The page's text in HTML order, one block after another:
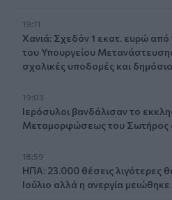
19:11
Χανιά: Σχεδόν 1 εκατ. ευρώ από
του Υπουργείου
σχολικές υποδομές και
19:03
Ιερόσυλοι βανδάλισαν το
Μεταμορφώσεως του Σωτήρος
18:59
ΗΠΑ: 23.000 θέσεις λιγότερες
Ιούλιο αλλά η ανεργία μειώθηκε